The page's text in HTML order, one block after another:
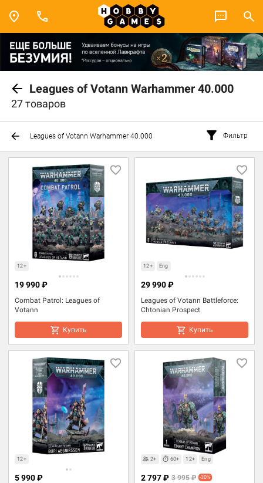
Leagues of Votann Warhammer 40.000
27 товаров
Leagues of Votann Warhammer 40.000 Фильтр
12+
Combat Patrol: Leagues of
Votann
19 990 ₽
Купить
12+ Eng
Leagues of Votann Battleforce:
Chtonian Prospect
29 990 ₽
Купить
12+
5 990 ₽
2+ 60+ 12+ Eng
2 797 ₽ 3 995 ₽ -30%